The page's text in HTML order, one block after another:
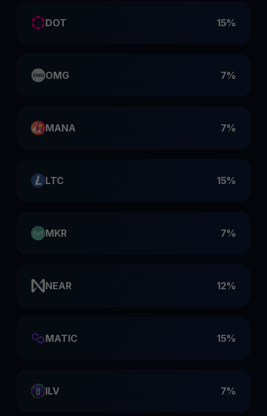
DOT 15%
OMG 7%
MANA 7%
LTC 15%
MKR 7%
NEAR 12%
MATIC 15%
ILV 7%